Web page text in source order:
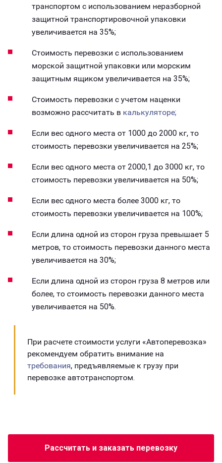
транспортом с использованием неразборной
защитной транспортировочной упаковки
увеличивается на 35%;
Стоимость перевозки с использованием
морской защитной упаковки или морским
защитным ящиком увеличивается на 35%;
Стоимость перевозки с учетом наценки
возможно рассчитать в калькуляторе;
Если вес одного места от 1000 до 2000 кг, то
стоимость перевозки увеличивается на 25%;
Если вес одного места от 2000,1 до 3000 кг, то
стоимость перевозки увеличивается на 50%;
Если вес одного места более 3000 кг, то
стоимость перевозки увеличивается на 100%;
Если длина одной из сторон груза превышает 5
метров, то стоимость перевозки данного места
увеличивается на 30%;
Если длина одной из сторон груза 8 метров или
более, то стоимость перевозки данного места
увеличивается на 50%.
При расчете стоимости услуги «Автоперевозка»
рекомендуем обратить внимание на
требования, предъявляемые к грузу при
перевозке автотранспортом.
Рассчитать и заказать перевозку